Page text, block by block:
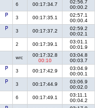
6 00:17:34.7
02:56.7
00:00.2
3 00:17:35.1
02:57.1
00:00.4
3 00:17:37.2
02:59.2
00:02.1
2 00:17:39.1
03:01.1
00:01.9
wrc
00:17:32.8
00:10
03:04.8
00:03.7
3 00:17:42.9
03:04.9
00:00.1
3 00:17:44.9
03:06.9
00:02.0
6 00:17:49.1
03:11.1
00:04.2